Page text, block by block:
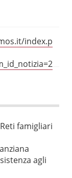
index.p
Reti famigliari
agli